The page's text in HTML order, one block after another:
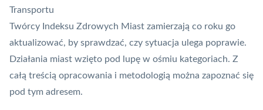
Transportu
Twórcy Indeksu Zdrowych Miast zamierzają co roku go
aktualizować, by sprawdzać, czy sytuacja ulega poprawie.
Działania miast wzięto pod lupę w ośmiu kategoriach. Z
całą treścią opracowania i metodologią można zapoznać się
pod tym adresem.